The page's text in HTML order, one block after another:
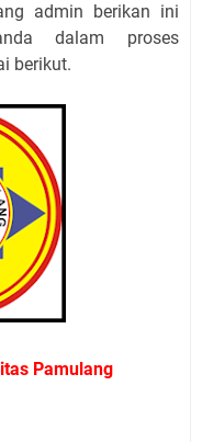
admin berikan ini
dalam proses
berikut.
Pamulang